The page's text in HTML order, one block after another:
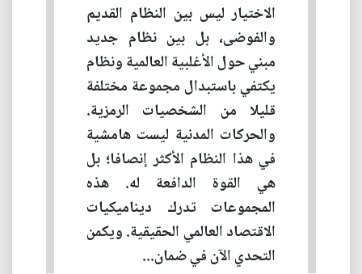
الاختيار ليس بين النظام القديم
والفوضى، بل بين نظام جديد
مبني حول الأغلبية العالمية ونظام
يكتفي باستبدال مجموعة مختلفة
قليلا من الشخصيات الرمزية.
والحركات المدنية ليست هامشية
في هذا النظام الأكثر إنصافا؛ بل
هي القوة الدافعة له. هذه
المجموعات تدرك ديناميكيات
الاقتصاد العالمي الحقيقية. ويكمن
التحدي الآن في ضمان...